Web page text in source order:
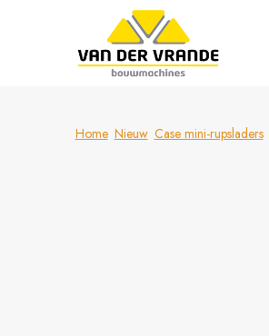
Home Nieuw Case mini-rupsladers